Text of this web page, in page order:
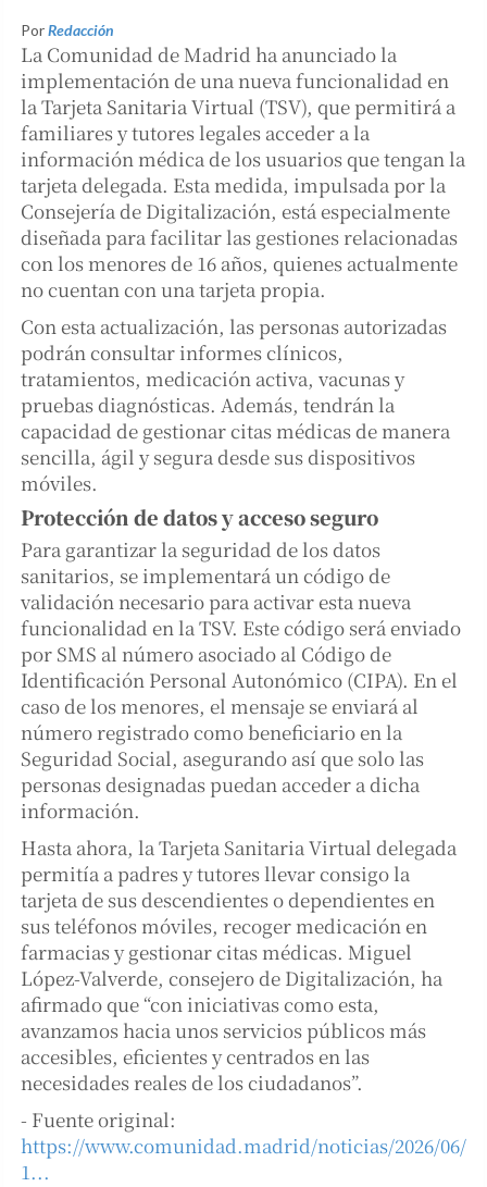
PorRedacción
La Comunidad de Madrid ha anunciado la
implementación de una nueva funcionalidad en
la Tarjeta Sanitaria Virtual (TSV), que permitirá a
familiares y tutores legales acceder a la
información médica de los usuarios que tengan la
tarjeta delegada. Esta medida, impulsada por la
Consejería de Digitalización, está especialmente
diseñada para facilitar las gestiones relacionadas
con los menores de 16 años, quienes actualmente
no cuentan con una tarjeta propia.
Con esta actualización, las personas autorizadas
podrán consultar informes clínicos,
tratamientos, medicación activa, vacunas y
pruebas diagnósticas. Además, tendrán la
capacidad de gestionar citas médicas de manera
sencilla, ágil y segura desde sus dispositivos
móviles.
Protección de datos y acceso seguro
Para garantizar la seguridad de los datos
sanitarios, se implementará un código de
validación necesario para activar esta nueva
funcionalidad en la TSV. Este código será enviado
por SMS al número asociado al Código de
Identificación Personal Autonómico (CIPA). En el
caso de los menores, el mensaje se enviará al
número registrado como beneficiario en la
Seguridad Social, asegurando así que solo las
personas designadas puedan acceder a dicha
información.
Hasta ahora, la Tarjeta Sanitaria Virtual delegada
permitía a padres y tutores llevar consigo la
tarjeta de sus descendientes o dependientes en
sus teléfonos móviles, recoger medicación en
farmacias y gestionar citas médicas. Miguel
López-Valverde, consejero de Digitalización, ha
afirmado que “con iniciativas como esta,
avanzamos hacia unos servicios públicos más
accesibles, eficientes y centrados en las
necesidades reales de los ciudadanos”.
- Fuente original:
https://www.comunidad.madrid/noticias/2026/06/
1...